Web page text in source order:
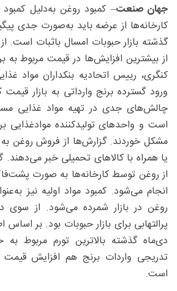
جهان صنعت– کمبود روغن به‌دلیل
کارخانه‌ها از عرضه باید به‌صورت جدی
گذشته بازار حبوبات امسال باثبات است.
از بیشترین افزایش‌ها در قیمت مربوط به
کنگری، رییس اتحادیه بنکداران مواد
ورود گسترده برنج وارداتی به بازار
چالش‌های جدی در تهیه مواد غذایی
است و واحدهای تولیدکننده موادغذایی
مشکل خوردند. گزارش‌ها از فروش روغن
یا همراه با کالاهای تحمیلی خبر
از روغن توسط کارخانه‌ها به صورت
انجام می‌شود. کمبود مواد اولیه نیز
روغن در بازار شمرده می‌شود. از سوی
پرالتهابی برای بازار حبوبات بود. بر اساس
دی‌ماه گذشته بالاترین تورم مربوط
تدریجی واردات برنج هم افزایش قیمت
است.